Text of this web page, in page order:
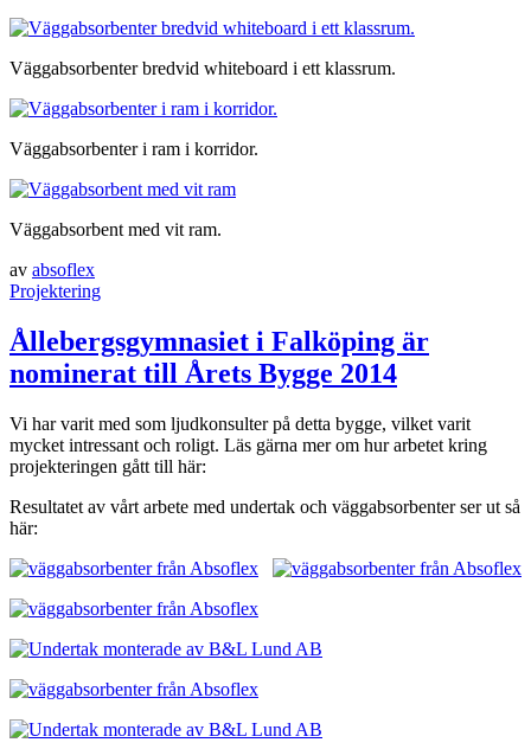
Väggabsorbenter bredvid whiteboard i ett klassrum.
Väggabsorbenter i ram i korridor.
Väggabsorbent med vit ram.
av absoflex
Projektering
Ållebergsgymnasiet i Falköping är
nominerat till Årets Bygge 2014
Vi har varit med som ljudkonsulter på detta bygge, vilket varit
mycket intressant och roligt. Läs gärna mer om hur arbetet kring
projekteringen gått till här:
Resultatet av vårt arbete med undertak och väggabsorbenter ser ut så
här: